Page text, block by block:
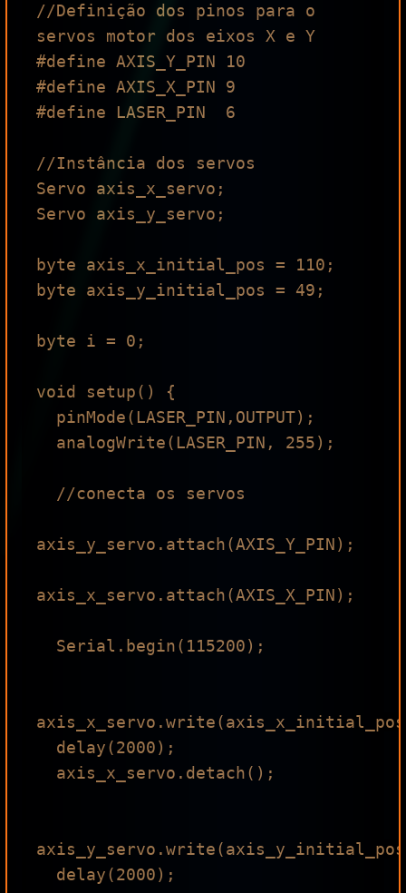
//Definição dos pinos para o
servos motor dos eixos X e Y
#define AXIS_Y_PIN 10
#define AXIS_X_PIN 9
#define LASER_PIN  6
//Instância dos servos
Servo axis_x_servo;
Servo axis_y_servo;
byte axis_x_initial_pos = 110;
byte axis_y_initial_pos = 49;
byte i = 0;
void setup() {
axis_y_servo.attach(AXIS_Y_PIN);
axis_x_servo.attach(AXIS_X_PIN);